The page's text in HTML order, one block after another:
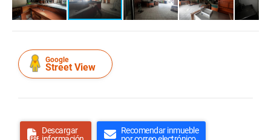
Google
Street View
Descargar
Recomendar inmueble